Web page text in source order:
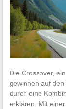
Die Crossover,
gewinnen auf
durch eine
erklären. Mit